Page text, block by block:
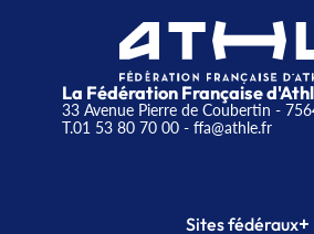
La Fédération Française
33 Avenue Pierre de Coubertin -
T.01 53 80 70 00- ffa@athle.fr
Sites fédéraux+